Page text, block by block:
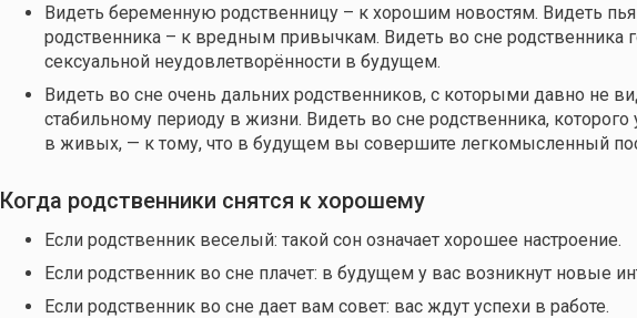
Видеть беременную родственницу – к хорошим новостям. Видеть
родственника – к вредным привычкам. Видеть во сне родственника
сексуальной неудовлетворённости в будущем.
Видеть во сне очень дальних родственников, с которыми давно не
стабильному периоду в жизни. Видеть во сне родственника,
в живых, — к тому, что в будущем вы совершите легкомысленный
Когда родственники снятся к хорошему
Если родственник веселый: такой сон означает хорошее настроение.
Если родственник во сне плачет: в будущем у вас возникнут новые
Если родственник во сне дает вам совет: вас ждут успехи в работе.